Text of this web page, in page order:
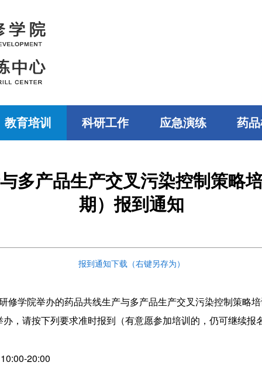
教育培训 科研工作 应急演练 药
多产品生产交叉污染控制策略
期）报到通知
报到通知下载（右键另存为）
学院举办的药品共线生产与多产品生产交叉污染控制策略
，请按下列要求准时报到（有意愿参加培训的，仍可继续报名
20:00